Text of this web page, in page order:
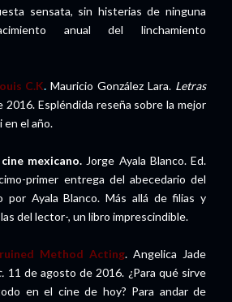
sensata, sin histerias de ninguna
anual del linchamiento
C.K. Mauricio González Lara. Letras
2016. Espléndida reseña sobre la mejor
en el año.
mexicano. Jorge Ayala Blanco. Ed.
primer entrega del abecedario del
por Ayala Blanco. Más allá de filias y
del lector-, un libro imprescindible.
Method Acting. Angelica Jade
. 11 de agosto de 2016. ¿Para qué sirve
en el cine de hoy? Para andar de